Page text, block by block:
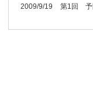
2009/9/19 第1回 予